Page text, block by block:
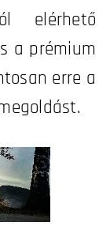
elérhető
a prémium
erre a